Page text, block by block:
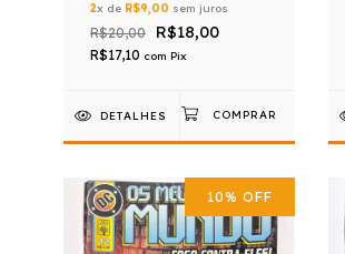
2x de R$9,00 sem juros
R$20,00 R$18,00
R$17,10 com Pix
DETALHES
10% OFF